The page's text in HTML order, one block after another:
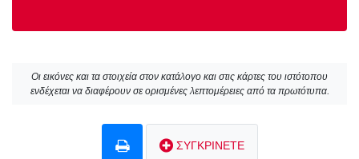
Οι εικόνες και τα στοιχεία στον κατάλογο και στις κάρτες του ιστότοπου
ενδέχεται να διαφέρουν σε ορισμένες λεπτομέρειες από τα πρωτότυπα.
ΣΥΓΚΡΙΝΕΤΕ